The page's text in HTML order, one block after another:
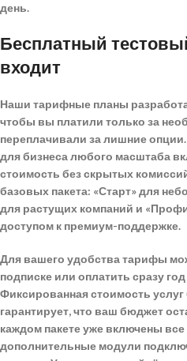
день.
Бесплатный
входит
Наши тарифные планы
чтобы вы платили только за
переплачивали за лишние опции.
для бизнеса любого масштаба
стоимость без скрытых
базовых пакета: «Старт» для
для растущих компаний и
доступом к премиум-поддержке.
Для вашего удобства тарифы
подписке или оплатить сразу
Фиксированная стоимость услуг
гарантирует, что ваш бюджет
каждом пакете уже включены
дополнительные модули